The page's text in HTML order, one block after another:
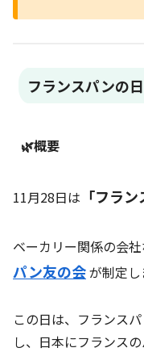
フランスパンの
🌿概要
11月28日は 「フラ
ベーカリー関係の会
パン友の会が制定し
この日は、フランス
し、日本にフランス